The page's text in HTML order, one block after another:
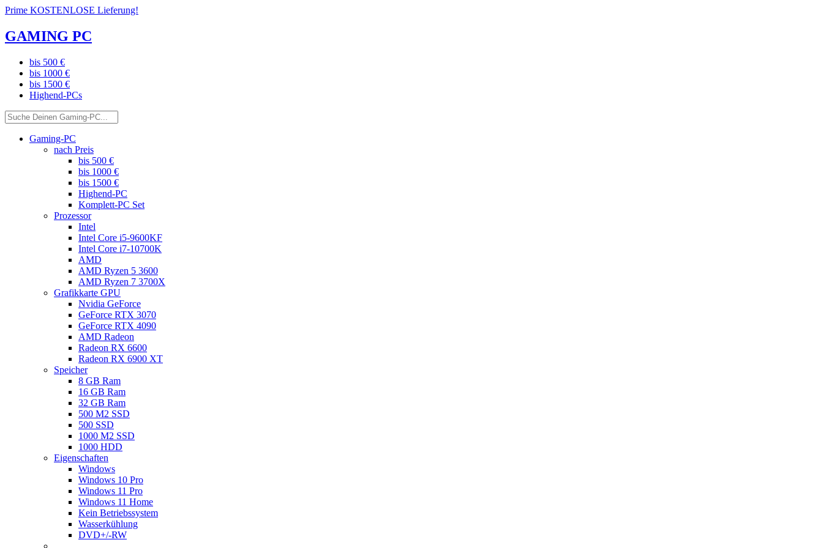
Prime KOSTENLOSE Lieferung!
GAMING PC
bis 500 €
bis 1000 €
bis 1500 €
Highend-PCs
Gaming-PC
nach Preis
bis 500 €
bis 1000 €
bis 1500 €
Highend-PC
Komplett-PC Set
Prozessor
Intel
Intel Core i5-9600KF
Intel Core i7-10700K
AMD
AMD Ryzen 5 3600
AMD Ryzen 7 3700X
Grafikkarte GPU
Nvidia GeForce
GeForce RTX 3070
GeForce RTX 4090
AMD Radeon
Radeon RX 6600
Radeon RX 6900 XT
Speicher
8 GB Ram
16 GB Ram
32 GB Ram
500 M2 SSD
500 SSD
1000 M2 SSD
1000 HDD
Eigenschaften
Windows
Windows 10 Pro
Windows 11 Pro
Windows 11 Home
Kein Betriebssystem
Wasserkühlung
DVD+/-RW